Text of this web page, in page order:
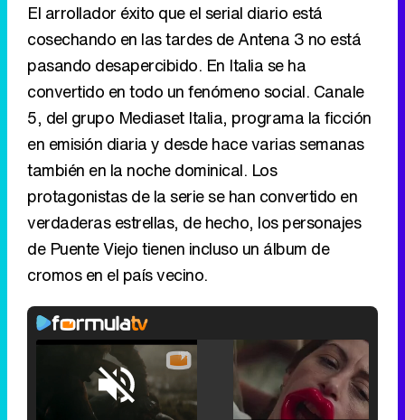
El arrollador éxito que el serial diario está
cosechando en las tardes de Antena 3 no está
pasando desapercibido. En Italia se ha
convertido en todo un fenómeno social. Canale
5, del grupo Mediaset Italia, programa la ficción
en emisión diaria y desde hace varias semanas
también en la noche dominical. Los
protagonistas de la serie se han convertido en
verdaderas estrellas, de hecho, los personajes
de Puente Viejo tienen incluso un álbum de
cromos en el país vecino.
Unmute /
Loaded: